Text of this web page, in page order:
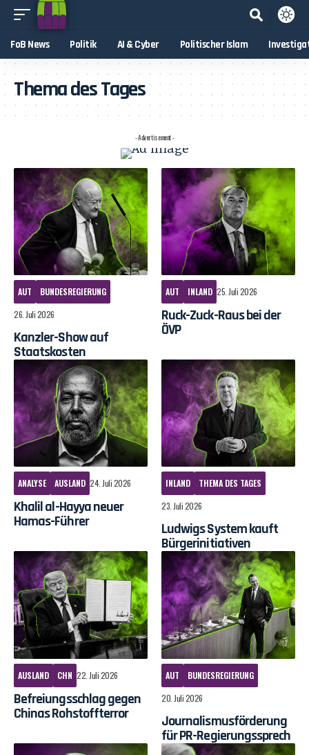
FoB News Politik AI & Cyber Politischer Islam
Thema des Tages
- Advertisement -
AUT
BUNDESREGIERUNG
26. Juli 2026
Kanzler-Show auf
Staatskosten
AUT INLAND 25. Juli 2026
Ruck-Zuck-Raus bei der
ÖVP
ANALYSE AUSLAND 24. Juli 2026
Khalil al-Hayya neuer
Hamas-Führer
INLAND
THEMA DES TAGES
23. Juli 2026
Ludwigs System kauft
Bürgerinitiativen
AUSLAND CHN 22. Juli 2026
Befreiungsschlag gegen
Chinas Rohstoffterror
AUT
BUNDESREGIERUNG
20. Juli 2026
Journalismusförderung
für PR-Regierungssprech